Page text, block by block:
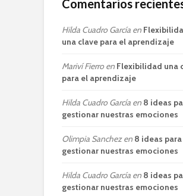
Comentarios
Hilda Cuadro García en
una clave para el aprendizaje
Mariví Fierroen Flexibilidad una
para el aprendizaje
Hilda Cuadro García en 8 ideas
gestionar nuestras emociones
Olimpia Sanchezen 8 ideas para
gestionar nuestras emociones
Hilda Cuadro García en 8 ideas
gestionar nuestras emociones